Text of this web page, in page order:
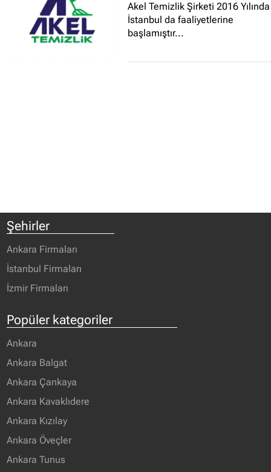
Akel Temizlik Şirketi 2016 Yılında
İstanbul da faaliyetlerine
başlamıştır...
Şehirler
Ankara Firmaları
İstanbul Firmaları
İzmir Firmaları
Popüler kategoriler
Ankara
Ankara Balgat
Ankara Çankaya
Ankara Kavaklıdere
Ankara Kızılay
Ankara Öveçler
Ankara Tunus